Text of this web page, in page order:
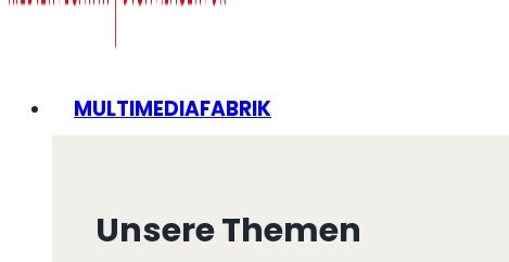
MULTIMEDIAFABRIK
Unsere Themen